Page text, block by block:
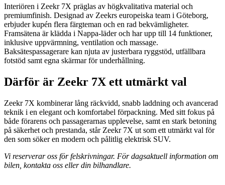
Interiören i Zeekr 7X präglas av högkvalitativa material och
premiumfinish. Designad av Zeekrs europeiska team i Göteborg,
erbjuder kupén flera färgteman och en rad bekvämligheter.
Framsätena är klädda i Nappa-läder och har upp till 14 funktioner,
inklusive uppvärmning, ventilation och massage.
Baksätespassagerare kan njuta av justerbara ryggstöd, utfällbara
fotstöd samt egna skärmar för underhållning.
Därför är Zeekr 7X ett utmärkt val
Zeekr 7X kombinerar lång räckvidd, snabb laddning och avancerad
teknik i en elegant och komfortabel förpackning. Med sitt fokus på
både förarens och passagerarnas upplevelse, samt en stark betoning
på säkerhet och prestanda, står Zeekr 7X ut som ett utmärkt val för
den som söker en modern och pålitlig elektrisk SUV.
Vi reserverar oss för felskrivningar. För dagsaktuell information om
bilen, kontakta oss eller din bilhandlare.